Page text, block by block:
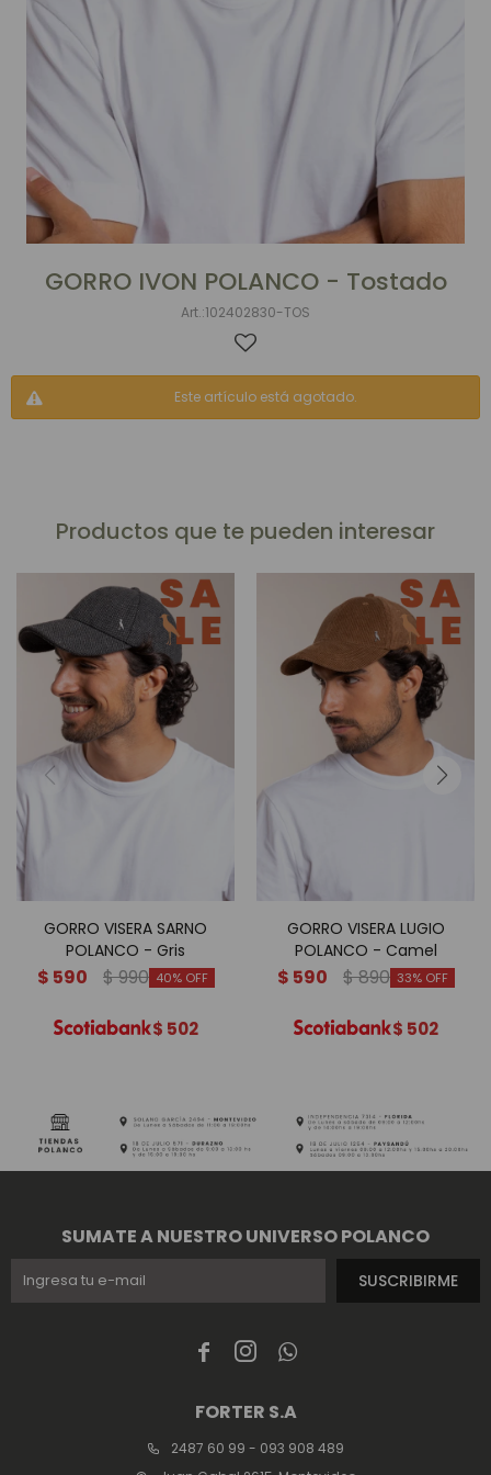
GORRO IVON POLANCO - Tostado
102402830-TOS
Este artículo está agotado.
Productos que te pueden interesar
GORRO VISERA SARNO
POLANCO - Gris
$ 590 $990 40
$ 502
GORRO VISERA LUGIO
POLANCO - Camel
$ 590 $890 33
$ 502
  
FORTER S.A
2487 60 99 - 093 908 489
SUMATE A NUESTRO UNIVERSO POLANCO
SUSCRIBIRME